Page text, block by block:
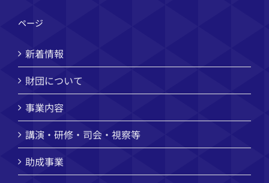
ページ
新着情報
財団について
事業内容
講演・研修・司会・視察等
助成事業